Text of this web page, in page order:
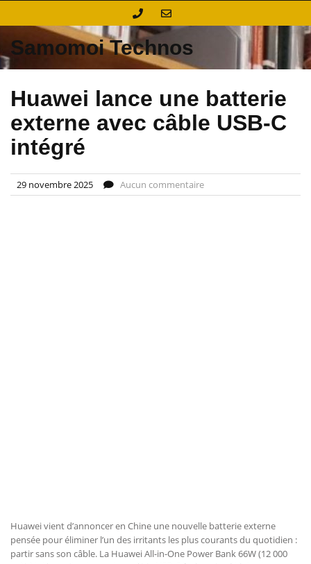
Samomoi Technos
Huawei lance une batterie
externe avec câble USB-C
intégré
29 novembre 2025 Aucun commentaire
Huawei vient d’annoncer en Chine une nouvelle batterie externe
pensée pour éliminer l’un des irritants les plus courants du quotidien :
partir sans son câble. La Huawei All-in-One Power Bank 66W (12 000